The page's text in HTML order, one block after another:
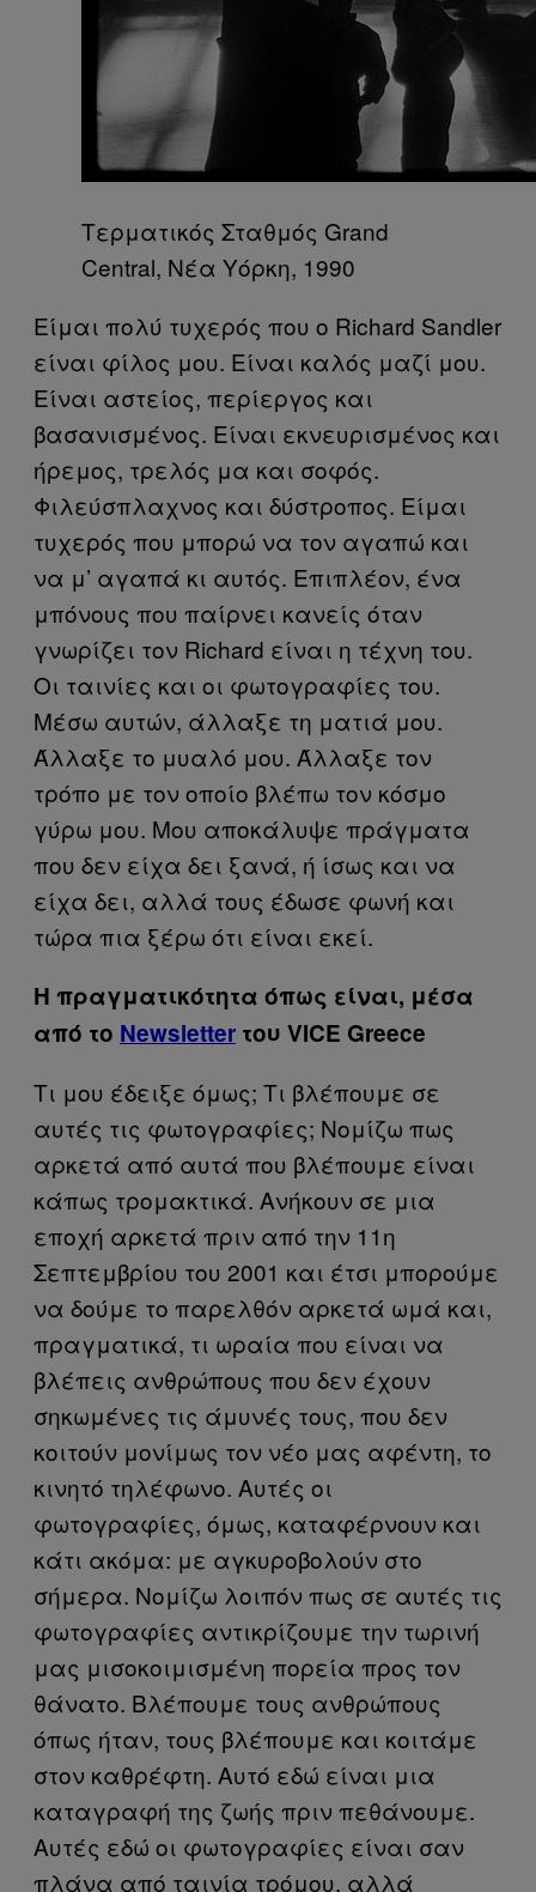
Τερματικός Σταθμός Grand
Central, Νέα Υόρκη, 1990
Είμαι πολύ τυχερός που ο Richard Sandler
είναι φίλος μου. Είναι καλός μαζί μου.
Είναι αστείος, περίεργος και
βασανισμένος. Είναι εκνευρισμένος και
ήρεμος, τρελός μα και σοφός.
Φιλεύσπλαχνος και δύστροπος. Είμαι
τυχερός που μπορώ να τον αγαπώ και
να μ’ αγαπά κι αυτός. Επιπλέον, ένα
μπόνους που παίρνει κανείς όταν
γνωρίζει τον Richard είναι η τέχνη του.
Οι ταινίες και οι φωτογραφίες του.
Μέσω αυτών, άλλαξε τη ματιά μου.
Άλλαξε το μυαλό μου. Άλλαξε τον
τρόπο με τον οποίο βλέπω τον κόσμο
γύρω μου. Μου αποκάλυψε πράγματα
που δεν είχα δει ξανά, ή ίσως και να
είχα δει, αλλά τους έδωσε φωνή και
τώρα πια ξέρω ότι είναι εκεί.
Η πραγματικότητα όπως είναι, μέσα
από το Newsletter του VICE Greece
Τι μου έδειξε όμως; Τι βλέπουμε σε
αυτές τις φωτογραφίες; Νομίζω πως
αρκετά από αυτά που βλέπουμε είναι
κάπως τρομακτικά. Ανήκουν σε μια
εποχή αρκετά πριν από την 11η
Σεπτεμβρίου του 2001 και έτσι μπορούμε
να δούμε το παρελθόν αρκετά ωμά και,
πραγματικά, τι ωραία που είναι να
βλέπεις ανθρώπους που δεν έχουν
σηκωμένες τις άμυνές τους, που δεν
κοιτούν μονίμως τον νέο μας αφέντη, το
κινητό τηλέφωνο. Αυτές οι
φωτογραφίες, όμως, καταφέρνουν και
κάτι ακόμα: με αγκυροβολούν στο
σήμερα. Νομίζω λοιπόν πως σε αυτές τις
φωτογραφίες αντικρίζουμε την τωρινή
μας μισοκοιμισμένη πορεία προς τον
θάνατο. Βλέπουμε τους ανθρώπους
όπως ήταν, τους βλέπουμε και κοιτάμε
στον καθρέφτη. Αυτό εδώ είναι μια
καταγραφή της ζωής πριν πεθάνουμε.
Αυτές εδώ οι φωτογραφίες είναι σαν
πλάνα από ταινία τρόμου, αλλά